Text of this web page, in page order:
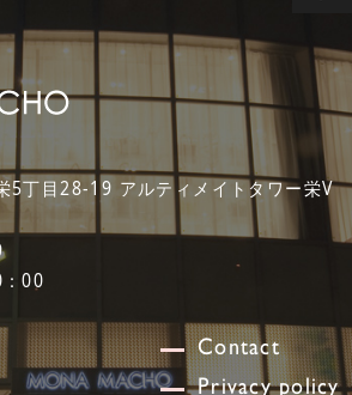
5丁目28-19 アルティメイトタワー栄V
00
Contact
Privacy policy